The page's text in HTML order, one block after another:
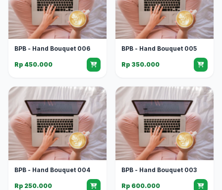
BPB - Hand Bouquet 006
Rp 450.000
BPB - Hand Bouquet 005
Rp 350.000
BPB - Hand Bouquet 004
Rp 250.000
BPB - Hand Bouquet 003
Rp 600.000